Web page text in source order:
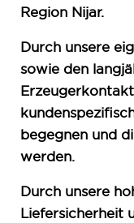
Region Nijar.
Durch unsere
sowie den
begegnen und
werden.
Durch unsere
Liefersicherheit